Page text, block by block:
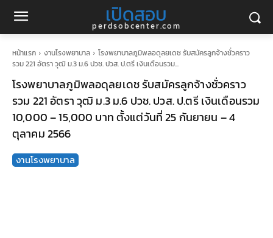
เปิดสอบ
perdsobcenter.com
หน้าแรก งานโรงพยาบาล
โรงพยาบาลภูมิพลอดุลยเดช รับสมัครลูกจ้างชั่วคราว
รวม 221 อัตรา วุฒิ ม.3 ม.6 ปวช. ปวส. ป.ตรี เงินเดือนรวม...
โรงพยาบาลภูมิพลอดุลยเดช รับสมัครลูกจ้างชั่วคราว
รวม 221 อัตรา วุฒิ ม.3 ม.6 ปวช. ปวส. ป.ตรี เงินเดือนรวม
10,000 – 15,000 บาท ตั้งแต่วันที่ 25 กันยายน – 4
ตุลาคม 2566
งานโรงพยาบาล